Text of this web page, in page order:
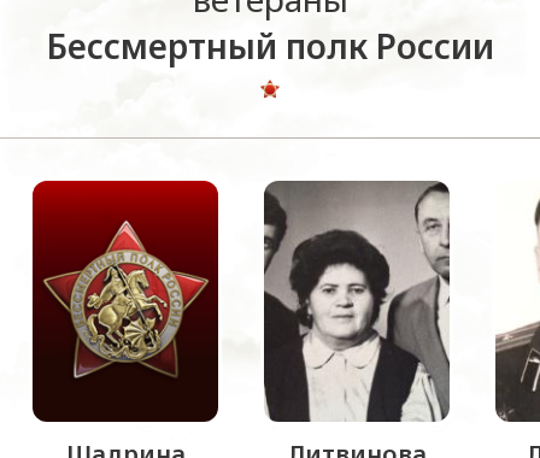
Бессмертный полк России